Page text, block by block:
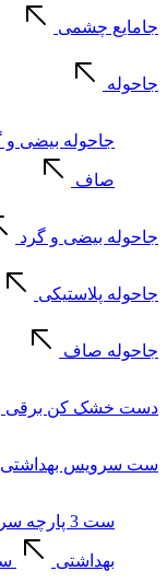
جامایع چشمی
جاحوله
جاحوله بیضی و
صاف
جاحوله بیضی و گرد
جاحوله پلاستیکی
جاحوله صاف
دست خشک کن برقی
ست سرویس بهداشتی
ست 3 پارچه سرویس بهداشتی
بهداشتی